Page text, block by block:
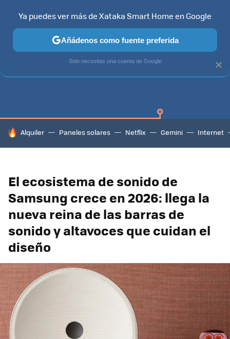
SAMSUNG SMART TV TIZEN SAMSUNG
HOY SE HABLA DE
Alquiler Paneles solares Netflix Gemini Internet
El ecosistema de sonido de
Samsung crece en 2026: llega la
nueva reina de las barras de
sonido y altavoces que cuidan el
diseño
×
Ya puedes ver más de Xataka Smart Home en Google
Añádenos como fuente preferida
Solo necesitas una cuenta de Google